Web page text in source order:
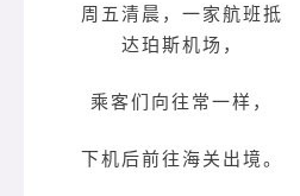
周五清晨，一家航班抵
达珀斯机场，
乘客们向往常一样，
下机后前往海关出境。